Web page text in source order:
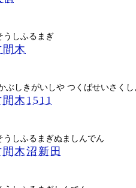
うしふるまぎ
木
ぶしきがいしや つくばせいさくし
木1511
うしふるまぎぬましんでん
木沼新田